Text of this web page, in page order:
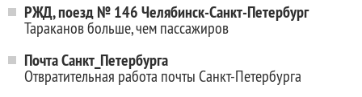
РЖД, поезд № 146 Челябинск-Санкт-Петербург
Тараканов больше, чем пассажиров
Почта Санкт_Петербурга
Отвратительная работа почты Санкт-Петербурга